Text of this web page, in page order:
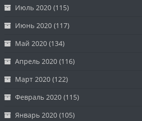
Июль 2020 (115)
Июнь 2020 (117)
Май 2020 (134)
Апрель 2020 (116)
Март 2020 (122)
Февраль 2020 (115)
Январь 2020 (105)